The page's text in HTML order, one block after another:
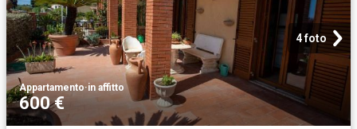
4 foto
Appartamento·in affitto
600 €